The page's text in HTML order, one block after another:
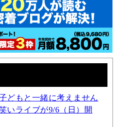
どもと一緒に考えません
いライブが9/6（日）開